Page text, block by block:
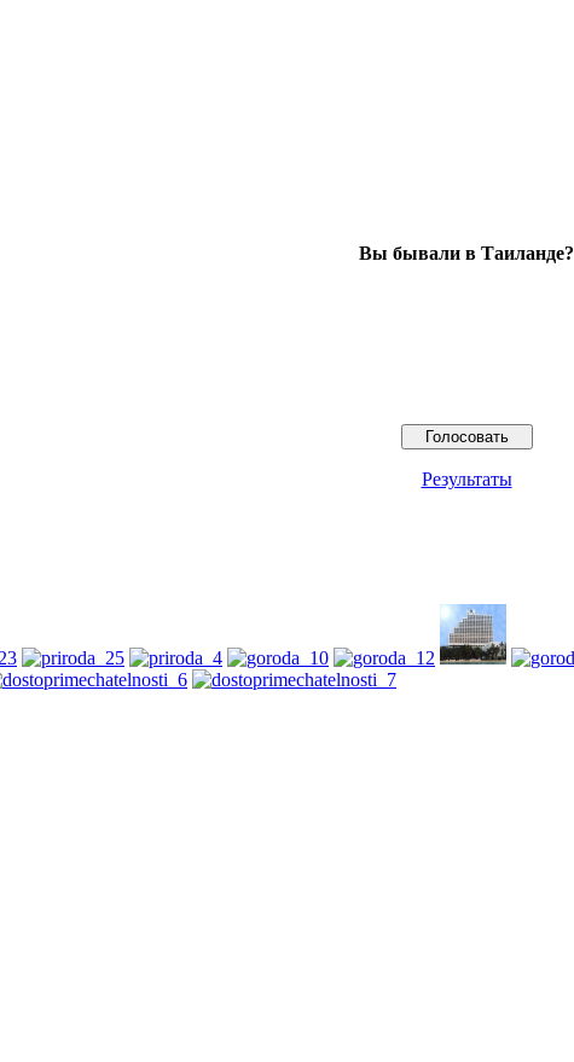
Вы бывали в Таиланде?
Результаты